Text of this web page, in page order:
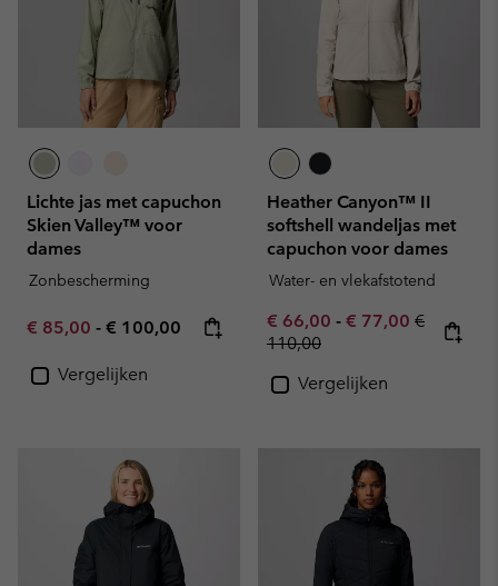
Lichte jas met capuchon
Skien Valley™ voor
dames
Zonbescherming
Minimum sale price:
€ 85,00 - Maximum price:
€ 100,00
Vergelijken
Heather Canyon™ II
softshell wandeljas met
capuchon voor dames
Water- en vlekafstotend
Minimum sale price:
€ 66,00 - Maximum sale
€ 77,00 Regular
€
110,00
Vergelijken